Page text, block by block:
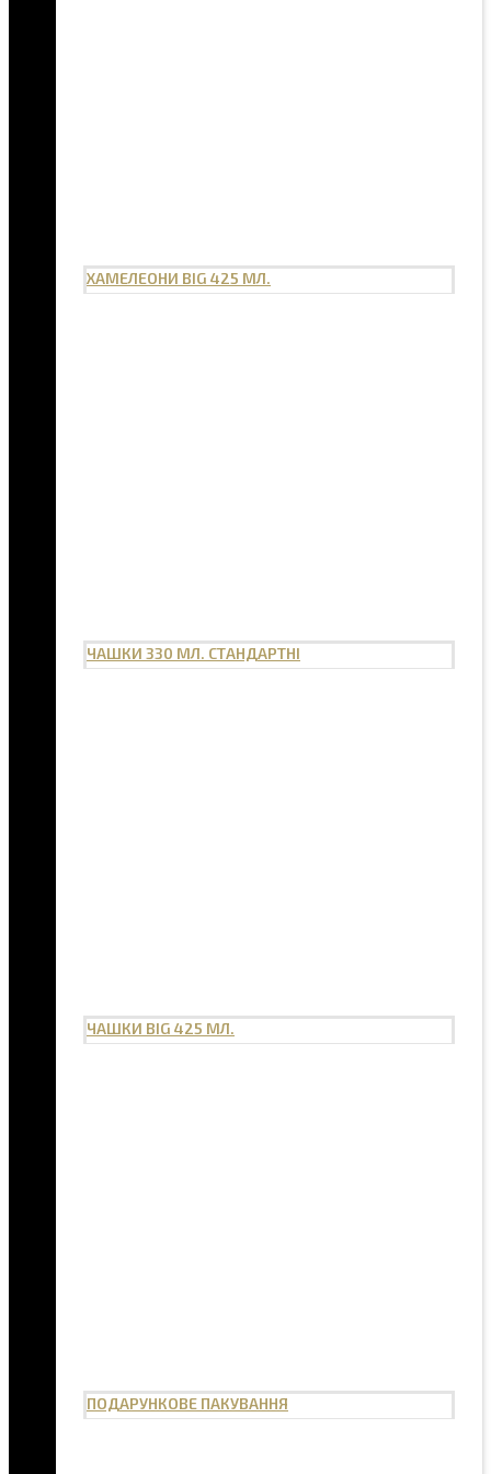
ХАМЕЛЕОНИ BIG 425 МЛ.
ЧАШКИ 330 МЛ. СТАНДАРТНІ
ЧАШКИ BIG 425 МЛ.
ПОДАРУНКОВЕ ПАКУВАННЯ